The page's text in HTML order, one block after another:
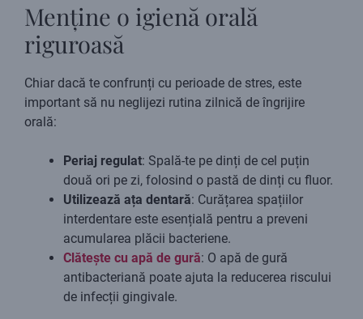
Menține o igienă orală
riguroasă
Chiar dacă te confrunți cu perioade de stres, este
important să nu neglijezi rutina zilnică de îngrijire
orală:
Periaj regulat: Spală-te pe dinți de cel puțin
două ori pe zi, folosind o pastă de dinți cu fluor.
Utilizează ața dentară: Curățarea spațiilor
interdentare este esențială pentru a preveni
acumularea plăcii bacteriene.
Clătește cu apă de gură: O apă de gură
antibacteriană poate ajuta la reducerea riscului
de infecții gingivale.